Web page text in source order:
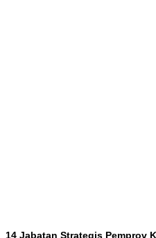
14 Jabatan Strategis Pemprov